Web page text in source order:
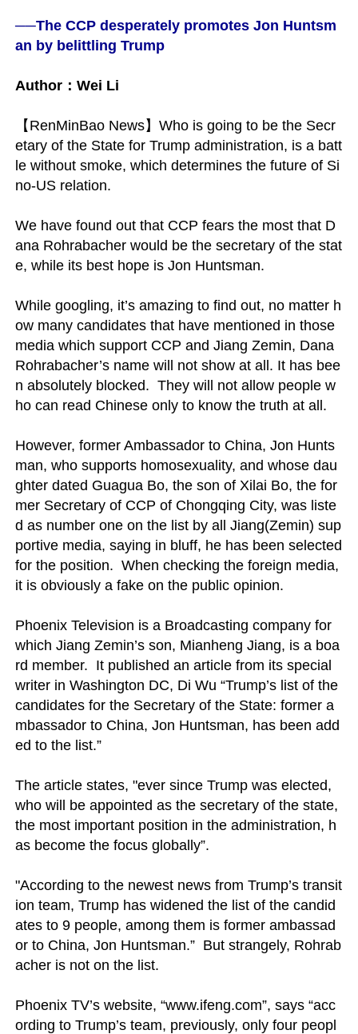
──The CCP desperately promotes Jon Huntsm
an by belittling Trump
Author：Wei Li
【RenMinBao News】Who is going to be the Secr
etary of the State for Trump administration, is a batt
le without smoke, which determines the future of Si
no-US relation.
We have found out that CCP fears the most that D
ana Rohrabacher would be the secretary of the stat
e, while its best hope is Jon Huntsman.
While googling, it’s amazing to find out, no matter h
ow many candidates that have mentioned in those
media which support CCP and Jiang Zemin, Dana
Rohrabacher’s name will not show at all. It has bee
n absolutely blocked.  They will not allow people w
ho can read Chinese only to know the truth at all.
However, former Ambassador to China, Jon Hunts
man, who supports homosexuality, and whose dau
ghter dated Guagua Bo, the son of Xilai Bo, the for
mer Secretary of CCP of Chongqing City, was liste
d as number one on the list by all Jiang(Zemin) sup
portive media, saying in bluff, he has been selected
for the position.  When checking the foreign media,
it is obviously a fake on the public opinion.
Phoenix Television is a Broadcasting company for
which Jiang Zemin’s son, Mianheng Jiang, is a boa
rd member.  It published an article from its special
writer in Washington DC, Di Wu “Trump’s list of the
candidates for the Secretary of the State: former a
mbassador to China, Jon Huntsman, has been add
ed to the list.”
The article states, "ever since Trump was elected,
who will be appointed as the secretary of the state,
the most important position in the administration, h
as become the focus globally”.
"According to the newest news from Trump’s transit
ion team, Trump has widened the list of the candid
ates to 9 people, among them is former ambassad
or to China, Jon Huntsman.”  But strangely, Rohrab
acher is not on the list.
Phoenix TV’s website, “www.ifeng.com”, says “acc
ording to Trump’s team, previously, only four peopl